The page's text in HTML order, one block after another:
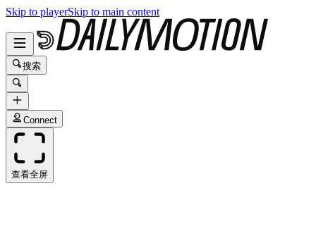
Skip to playerSkip to main content
搜索
Connect
查看全屏